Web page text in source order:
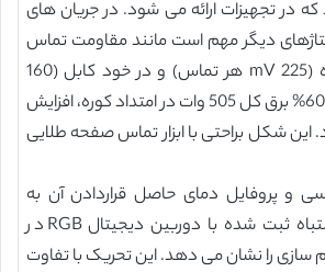
که در تجهیزات ارائه می شود. در جریان های
دیگر مهم است مانند مقاومت تماس
بین ستون ها و کوره (225 mV هر تماس) و در خود کابل (160
mV). بنابراین، حدودا 60% برق کل 505 وات در امتداد کوره، افزایش
شکل براحتی با ابزار تماس صفحه طلایی
و پروفایل دمای حاصل قراردادن آن به
عنوان تصویر رنگ اشتباه ثبت شده با دوربین دیجیتال RGB در
سازی را نشان می دهد. این تحریک با تفاوت